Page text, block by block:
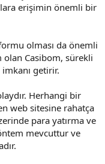
erişimin önemli bir
olması da önemli
olan Casibom, sürekli
getirir.
Herhangi bir
web sitesine rahatça
para yatırma ve
mevcuttur ve